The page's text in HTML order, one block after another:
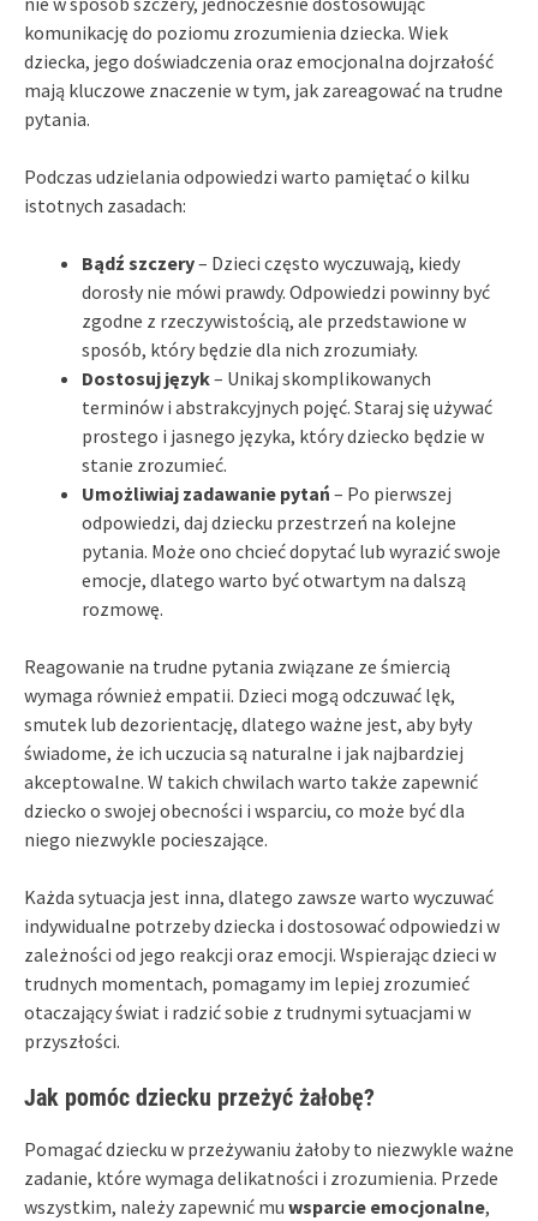
komunikację do poziomu zrozumienia dziecka. Wiek
dziecka, jego doświadczenia oraz emocjonalna dojrzałość
mają kluczowe znaczenie w tym, jak zareagować na trudne
pytania.
Podczas udzielania odpowiedzi warto pamiętać o kilku
istotnych zasadach:
Bądź szczery– Dzieci często wyczuwają, kiedy
dorosły nie mówi prawdy. Odpowiedzi powinny być
zgodne z rzeczywistością, ale przedstawione w
sposób, który będzie dla nich zrozumiały.
Dostosuj język– Unikaj skomplikowanych
terminów i abstrakcyjnych pojęć. Staraj się używać
prostego i jasnego języka, który dziecko będzie w
stanie zrozumieć.
Umożliwiaj zadawanie pytań – Po pierwszej
odpowiedzi, daj dziecku przestrzeń na kolejne
pytania. Może ono chcieć dopytać lub wyrazić swoje
emocje, dlatego warto być otwartym na dalszą
rozmowę.
Reagowanie na trudne pytania związane ze śmiercią
wymaga również empatii. Dzieci mogą odczuwać lęk,
smutek lub dezorientację, dlatego ważne jest, aby były
świadome, że ich uczucia są naturalne i jak najbardziej
akceptowalne. W takich chwilach warto także zapewnić
dziecko o swojej obecności i wsparciu, co może być dla
niego niezwykle pocieszające.
Każda sytuacja jest inna, dlatego zawsze warto wyczuwać
indywidualne potrzeby dziecka i dostosować odpowiedzi w
zależności od jego reakcji oraz emocji. Wspierając dzieci w
trudnych momentach, pomagamy im lepiej zrozumieć
otaczający świat i radzić sobie z trudnymi sytuacjami w
przyszłości.
Jak pomóc dziecku przeżyć żałobę?
Pomagać dziecku w przeżywaniu żałoby to niezwykle ważne
zadanie, które wymaga delikatności i zrozumienia. Przede
wszystkim, należy zapewnić mu wsparcie emocjonalne,